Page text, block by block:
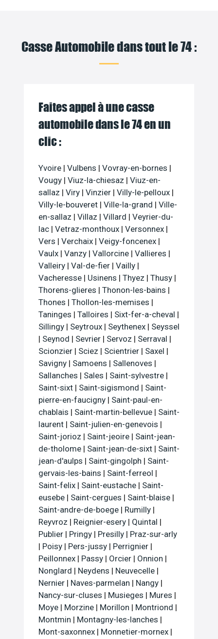
Casse Automobile dans tout le 74 :
Faites appel à une casse
automobile dans le 74 en un
clic :
Yvoire | Vulbens | Vovray-en-bornes |
Vougy | Viuz-la-chiesaz | Viuz-en-
sallaz | Viry | Vinzier | Villy-le-pelloux |
Villy-le-bouveret | Ville-la-grand | Ville-
en-sallaz | Villaz | Villard | Veyrier-du-
lac | Vetraz-monthoux | Versonnex |
Vers | Verchaix | Veigy-foncenex |
Vaulx | Vanzy | Vallorcine | Vallieres |
Valleiry | Val-de-fier | Vailly |
Vacheresse | Usinens | Thyez | Thusy |
Thorens-glieres | Thonon-les-bains |
Thones | Thollon-les-memises |
Taninges | Talloires | Sixt-fer-a-cheval |
Sillingy | Seytroux | Seythenex | Seyssel
| Seynod | Sevrier | Servoz | Serraval |
Scionzier | Sciez | Scientrier | Saxel |
Savigny | Samoens | Sallenoves |
Sallanches | Sales | Saint-sylvestre |
Saint-sixt | Saint-sigismond | Saint-
pierre-en-faucigny | Saint-paul-en-
chablais | Saint-martin-bellevue | Saint-
laurent | Saint-julien-en-genevois |
Saint-jorioz | Saint-jeoire | Saint-jean-
de-tholome | Saint-jean-de-sixt | Saint-
jean-d'aulps | Saint-gingolph | Saint-
gervais-les-bains | Saint-ferreol |
Saint-felix | Saint-eustache | Saint-
eusebe | Saint-cergues | Saint-blaise |
Saint-andre-de-boege | Rumilly |
Reyvroz | Reignier-esery | Quintal |
Publier | Pringy | Presilly | Praz-sur-arly
| Poisy | Pers-jussy | Perrignier |
Peillonnex | Passy | Orcier | Onnion |
Nonglard | Neydens | Neuvecelle |
Nernier | Naves-parmelan | Nangy |
Nancy-sur-cluses | Musieges | Mures |
Moye | Morzine | Morillon | Montriond |
Montmin | Montagny-les-lanches |
Mont-saxonnex | Monnetier-mornex |